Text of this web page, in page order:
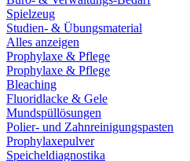
Spielzeug
Studien- & Übungsmaterial
Alles anzeigen
Prophylaxe & Pflege
Prophylaxe & Pflege
Bleaching
Fluoridlacke & Gele
Mundspüllösungen
Polier- und Zahnreinigungspasten
Prophylaxepulver
Speicheldiagnostika